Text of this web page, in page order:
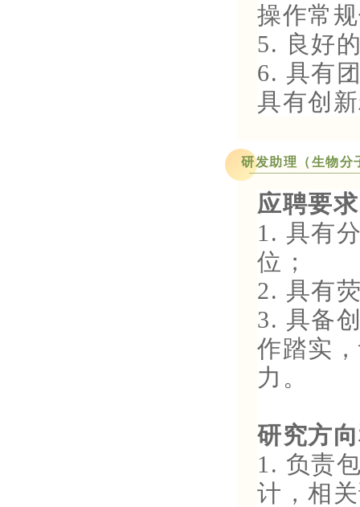
操作常
5. 良好
6. 具有
具有创
研发助理（生物分
应聘要
1. 具有
位；
2. 具有
3. 具备
作踏实
力。
研究方
1. 负责
计，相